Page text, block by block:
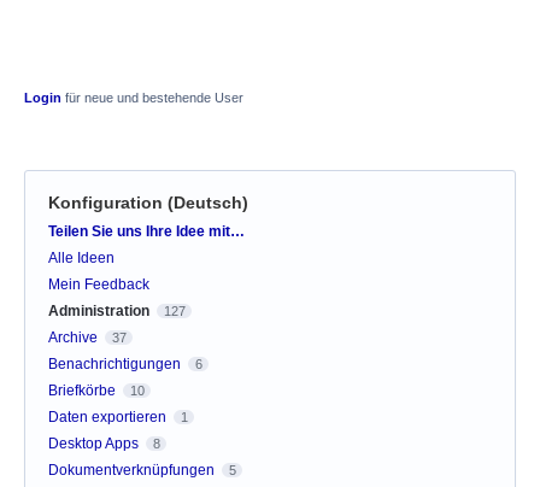
Login für neue und bestehende User
Konfiguration (Deutsch)
Kategorien
Teilen Sie uns Ihre Idee mit…
Alle Ideen
Mein Feedback
Administration
127
Archive 37
Benachrichtigungen 6
Briefkörbe 10
Daten exportieren 1
Desktop Apps 8
Dokumentverknüpfungen 5